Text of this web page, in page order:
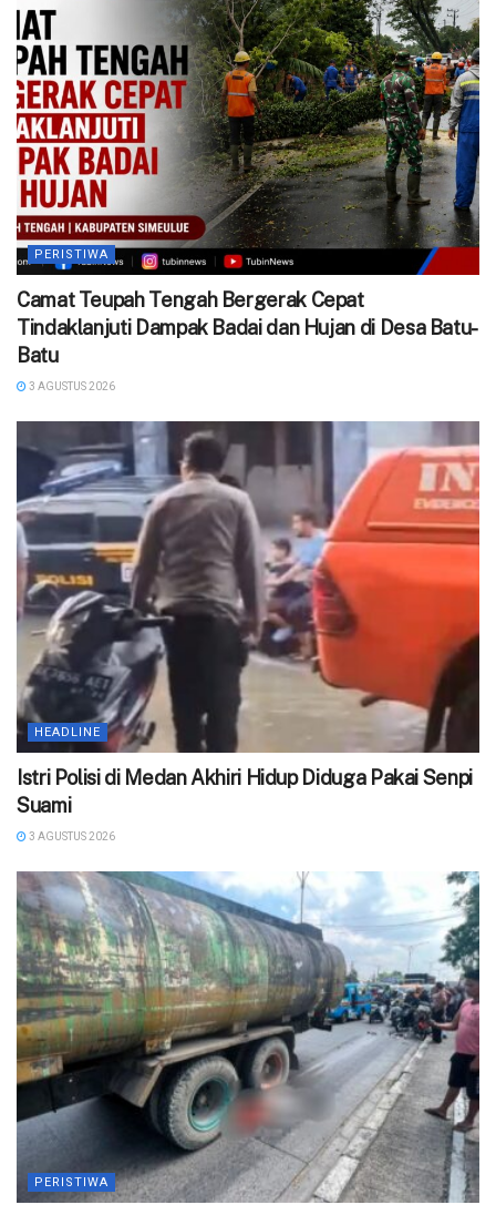
PERISTIWA
Camat Teupah Tengah Bergerak Cepat
Tindaklanjuti Dampak Badai dan Hujan di Desa Batu-
Batu
3 AGUSTUS 2026
HEADLINE
‎Istri Polisi di Medan Akhiri Hidup Diduga Pakai Senpi
Suami
3 AGUSTUS 2026
PERISTIWA